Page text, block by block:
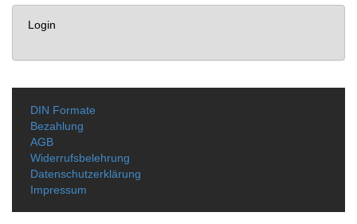
Login
DIN Formate
Bezahlung
AGB
Widerrufsbelehrung
Datenschutzerklärung
Impressum